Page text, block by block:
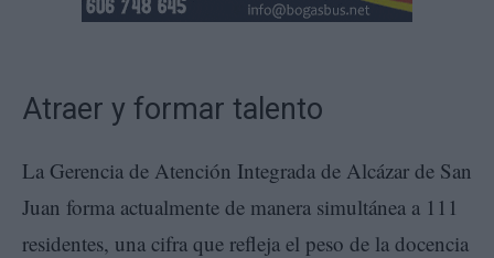
Atraer y formar talento
La Gerencia de Atención Integrada de Alcázar de San
Juan forma actualmente de manera simultánea a 111
residentes, una cifra que refleja el peso de la docencia